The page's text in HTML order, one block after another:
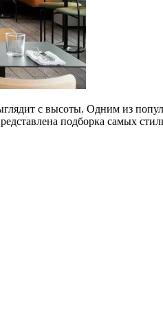
с высоты. Одним из
подборка самых